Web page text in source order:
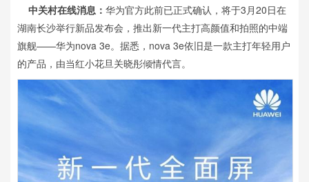
中关村在线消息： 华为官方此前已正式确认，将于3月20日在
湖南长沙举行新品发布会，推出新一代主打高颜值和拍照的中端
旗舰——华为nova 3e。据悉，nova 3e依旧是一款主打年轻用户
的产品，由当红小花旦关晓彤倾情代言。